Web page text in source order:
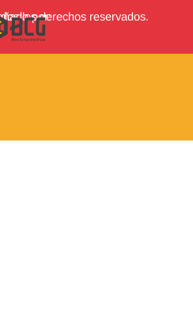
a
g
r
a
o
los derechos reservados.
por: